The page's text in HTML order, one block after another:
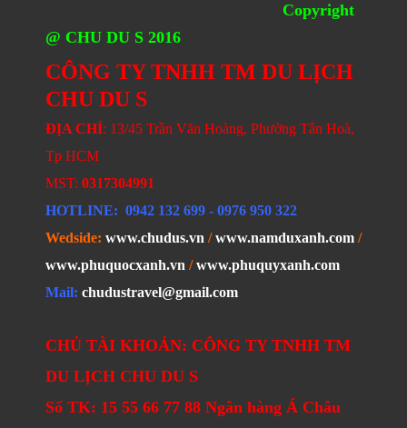
Copyright
@ CHU DU S 2016
CÔNG TY TNHH TM DU LỊCH
CHU DU S
ĐỊA CHỈ: 13/45 Trần Văn Hoàng, Phường Tân Hoà,
Tp HCM
MST: 0317304991
HOTLINE: 0942 132 699 - 0976 950 322
Wedside: www.chudus.vn /www.namduxanh.com /
www.phuquocxanh.vn /www.phuquyxanh.com
Mail: chudustravel@gmail.com
CHỦ TÀI KHOẢN: CÔNG TY TNHH TM
DU LỊCH CHU DU S
Số TK: 15 55 66 77 88 Ngân hàng Á Châu